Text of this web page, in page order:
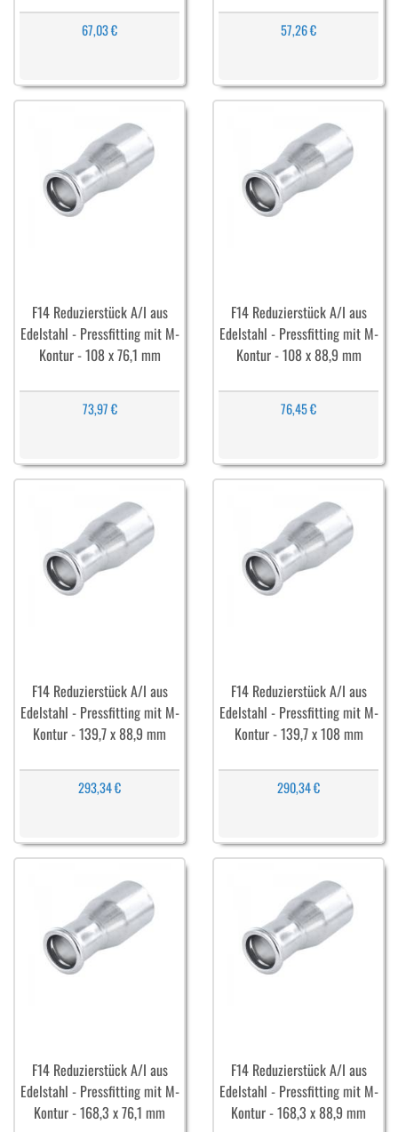
67,03 € 57,26 €
F14 Reduzierstück A/I aus
Edelstahl - Pressfitting mit M-
Kontur - 108 x 76,1 mm
73,97 €
F14 Reduzierstück A/I aus
Edelstahl - Pressfitting mit M-
Kontur - 108 x 88,9 mm
76,45 €
F14 Reduzierstück A/I aus
Edelstahl - Pressfitting mit M-
Kontur - 139,7 x 88,9 mm
293,34 €
F14 Reduzierstück A/I aus
Edelstahl - Pressfitting mit M-
Kontur - 139,7 x 108 mm
290,34 €
F14 Reduzierstück A/I aus
Edelstahl - Pressfitting mit M-
Kontur - 168,3 x 76,1 mm
F14 Reduzierstück A/I aus
Edelstahl - Pressfitting mit M-
Kontur - 168,3 x 88,9 mm